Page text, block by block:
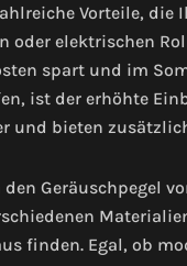
Vorteile, die
oder elektrischen
spart und im
ist der erhöhte
und bieten
Geräuschpegel
finden. Egal, ob